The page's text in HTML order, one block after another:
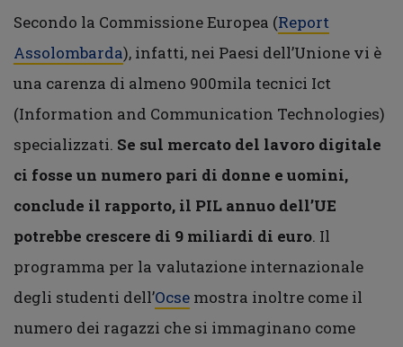
Secondo la Commissione Europea (Report
Assolombarda), infatti, nei Paesi dell’Unione vi è
una carenza di almeno 900mila tecnici Ict
(Information and Communication Technologies)
specializzati. Se sul mercato del lavoro digitale
ci fosse un numero pari di donne e uomini,
conclude il rapporto, il PIL annuo dell’UE
potrebbe crescere di 9 miliardi di euro. Il
programma per la valutazione internazionale
degli studenti dell’Ocse mostra inoltre come il
numero dei ragazzi che si immaginano come